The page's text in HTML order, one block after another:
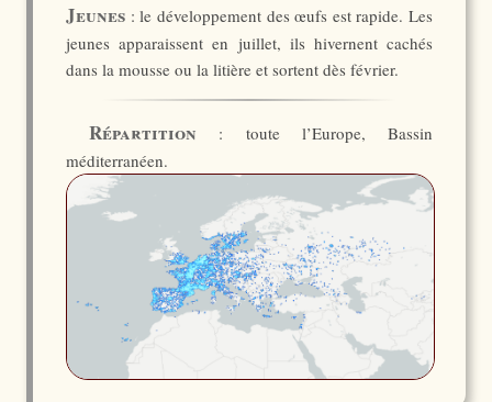
Jeunes : le développement des œufs est rapide. Les
jeunes apparaissent en juillet, ils hivernent cachés
dans la mousse ou la litière et sortent dès février.
Répartition : toute l’Europe, Bassin
méditerranéen.